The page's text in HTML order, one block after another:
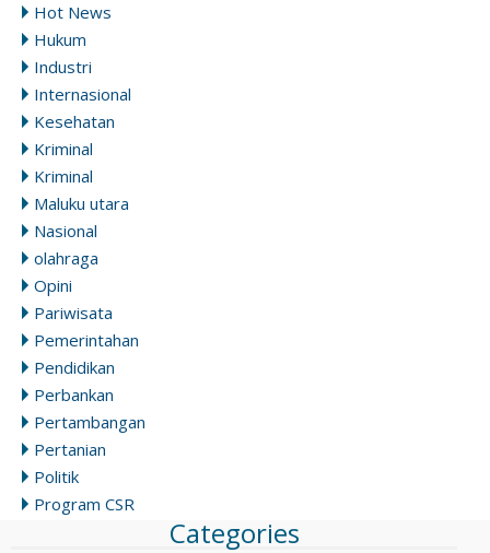
Hot News
Hukum
Industri
Internasional
Kesehatan
Kriminal
Kriminal
Maluku utara
Nasional
olahraga
Opini
Pariwisata
Pemerintahan
Pendidikan
Perbankan
Pertambangan
Pertanian
Politik
Program CSR
Categories